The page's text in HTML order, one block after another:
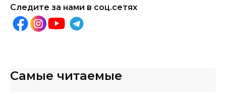
Следите за нами в соц.сетях
Самые читаемые